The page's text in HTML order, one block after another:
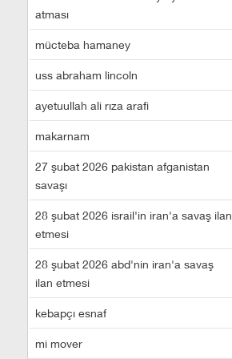
atması
mücteba hamaney
uss abraham lincoln
ayetuullah ali rıza arafi
makarnam
27 şubat 2026 pakistan afganistan
savaşı
28 şubat 2026 israil'in iran'a savaş ilan
etmesi
28 şubat 2026 abd'nin iran'a savaş
ilan etmesi
kebapçı esnaf
mi mover